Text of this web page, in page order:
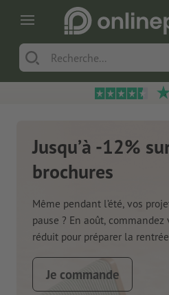
Jusqu’à -12%
brochures
Même pendant l’été, vos
pause ? En août,
réduit pour préparer la
Je commande